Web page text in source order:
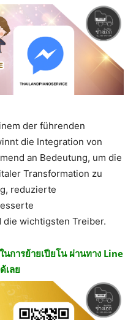
der führenden
die Integration von
an Bedeutung, um die
Transformation zu
reduzierte
wichtigsten Treiber.
การย้ายเปียโน ผ่านทาง Line
เลย